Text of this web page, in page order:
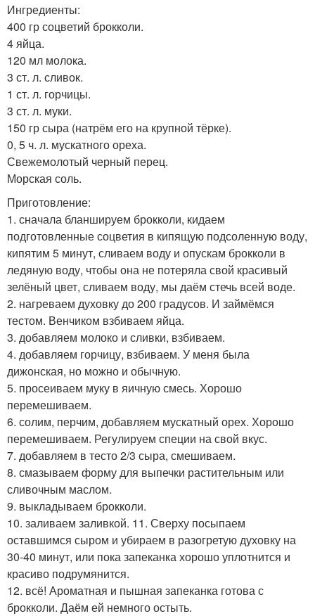
Ингредиенты:
400 гр соцветий брокколи.
4 яйца.
120 мл молока.
3 ст. л. сливок.
1 ст. л. горчицы.
3 ст. л. муки.
150 гр сыра (натрём его на крупной тёрке).
0, 5 ч. л. мускатного ореха.
Свежемолотый черный перец.
Морская соль.
Приготовление:
1. сначала бланшируем брокколи, кидаем
подготовленные соцветия в кипящую подсоленную воду,
кипятим 5 минут, сливаем воду и опускам брокколи в
ледяную воду, чтобы она не потеряла свой красивый
зелёный цвет, сливаем воду, мы даём стечь всей воде.
2. нагреваем духовку до 200 градусов. И займёмся
тестом. Венчиком взбиваем яйца.
3. добавляем молоко и сливки, взбиваем.
4. добавляем горчицу, взбиваем. У меня была
дижонская, но можно и обычную.
5. просеиваем муку в яичную смесь. Хорошо
перемешиваем.
6. солим, перчим, добавляем мускатный орех. Хорошо
перемешиваем. Регулируем специи на свой вкус.
7. добавляем в тесто 2/3 сыра, смешиваем.
8. смазываем форму для выпечки растительным или
сливочным маслом.
9. выкладываем брокколи.
10. заливаем заливкой. 11. Сверху посыпаем
оставшимся сыром и убираем в разогретую духовку на
30-40 минут, или пока запеканка хорошо уплотнится и
красиво подрумянится.
12. всё! Ароматная и пышная запеканка готова с
брокколи. Даём ей немного остыть.